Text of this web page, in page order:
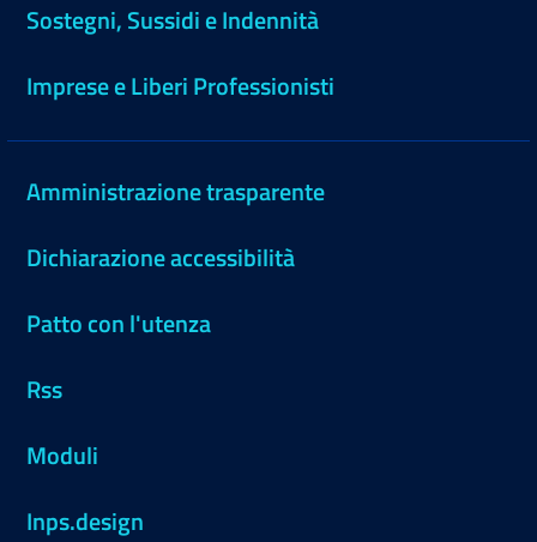
Sostegni, Sussidi e Indennità
Imprese e Liberi Professionisti
Amministrazione trasparente
Dichiarazione accessibilità
Patto con l'utenza
Rss
Moduli
Inps.design